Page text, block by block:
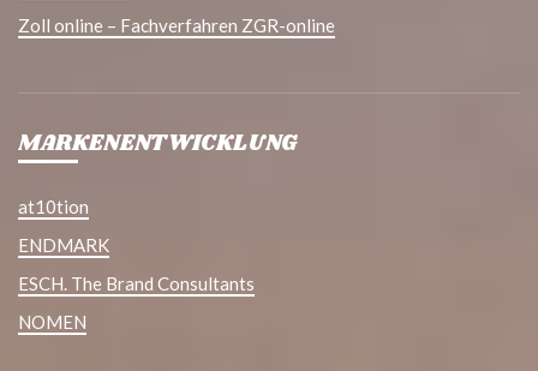
Zoll online – Fachverfahren ZGR-online
MARKENENTWICKLUNG
at10tion
ENDMARK
ESCH. The Brand Consultants
NOMEN